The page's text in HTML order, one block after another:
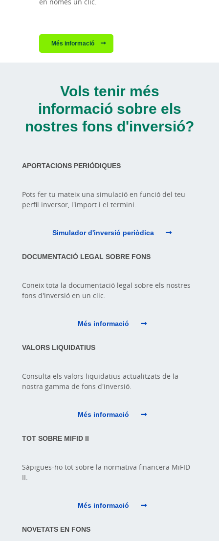
Més informació
Vols tenir més
informació sobre els
nostres fons d'inversió?
APORTACIONS PERIÒDIQUES
Pots fer tu mateix una simulació en funció del teu
perfil inversor, l'import i el termini.
Simulador d'inversió periòdica
DOCUMENTACIÓ LEGAL SOBRE FONS
Coneix tota la documentació legal sobre els nostres
fons d'inversió en un clic.
Més informació
VALORS LIQUIDATIUS
Consulta els valors liquidatius actualitzats de la
nostra gamma de fons d'inversió.
Més informació
TOT SOBRE MIFID II
Sàpigues-ho tot sobre la normativa financera MiFID
II.
Més informació
NOVETATS EN FONS